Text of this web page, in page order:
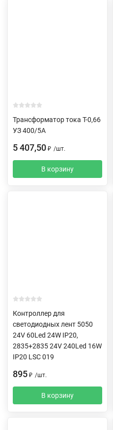
Трансформатор тока Т-0,66
УЗ 400/5А
5 407,50 ₽ /шт.
В корзину
Контроллер для
светодиодных лент 5050
24V 60Led 24W IP20,
2835+2835 24V 240Led 16W
IP20 LSC 019
895 ₽ /шт.
В корзину